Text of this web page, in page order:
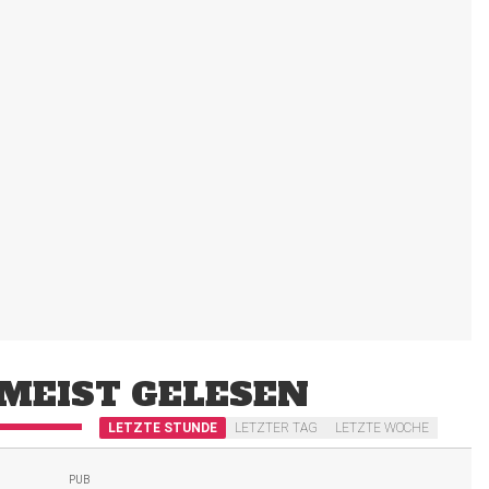
GELESEN
LETZTE STUNDE LETZTER TAG LETZTE WOCHE